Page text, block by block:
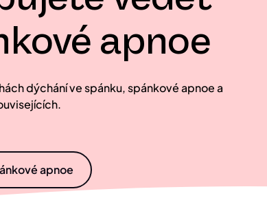
apnoe
dýchání ve spánku, spánkové apnoe a
apnoe